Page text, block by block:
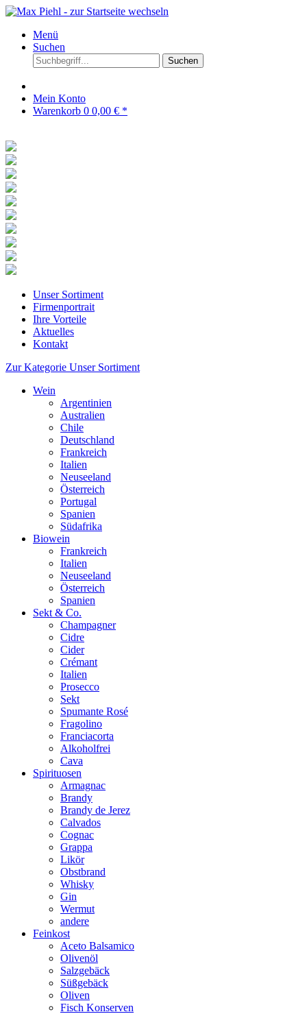
Menü
Suchen
Suchen
Mein Konto
Warenkorb 0 0,00 € *
Unser Sortiment
Firmenportrait
Ihre Vorteile
Aktuelles
Kontakt
Zur Kategorie Unser Sortiment
Wein
Argentinien
Australien
Chile
Deutschland
Frankreich
Italien
Neuseeland
Österreich
Portugal
Spanien
Südafrika
Biowein
Frankreich
Italien
Neuseeland
Österreich
Spanien
Sekt & Co.
Champagner
Cidre
Cider
Crémant
Italien
Prosecco
Sekt
Spumante Rosé
Fragolino
Franciacorta
Alkoholfrei
Cava
Spirituosen
Armagnac
Brandy
Brandy de Jerez
Calvados
Cognac
Grappa
Likör
Obstbrand
Whisky
Gin
Wermut
andere
Feinkost
Aceto Balsamico
Olivenöl
Salzgebäck
Süßgebäck
Oliven
Fisch Konserven